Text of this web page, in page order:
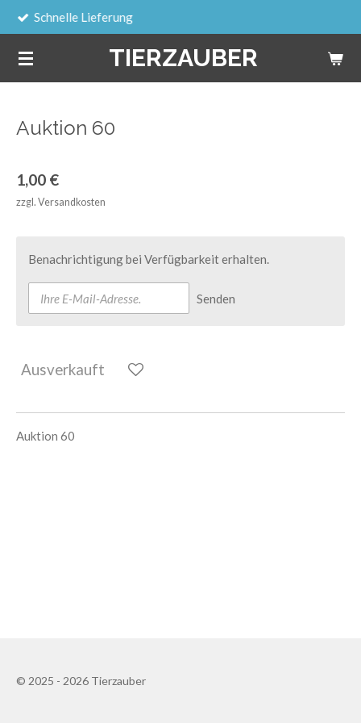
Zum
springen
TIERZAUBER
Lieferung
Auktion 60
1,00 €
zzgl. Versandkosten
Benachrichtigung bei Verfügbarkeit erhalten.
Senden
Ausverkauft
Auktion 60
© 2025 - 2026 Tierzauber